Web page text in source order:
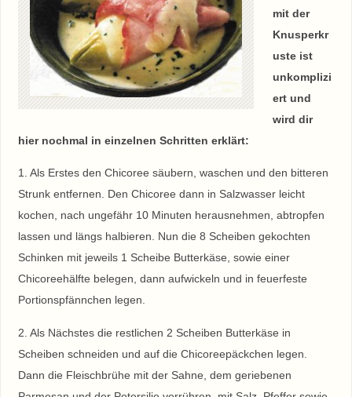
mit der
Knusperkr
uste ist
unkomplizi
ert und
wird dir
hier nochmal in einzelnen Schritten erklärt:
1. Als Erstes den Chicoree säubern, waschen und den bitteren
Strunk entfernen. Den Chicoree dann in Salzwasser leicht
kochen, nach ungefähr 10 Minuten herausnehmen, abtropfen
lassen und längs halbieren. Nun die 8 Scheiben gekochten
Schinken mit jeweils 1 Scheibe Butterkäse, sowie einer
Chicoreehälfte belegen, dann aufwickeln und in feuerfeste
Portionspfännchen legen.
2. Als Nächstes die restlichen 2 Scheiben Butterkäse in
Scheiben schneiden und auf die Chicoreepäckchen legen.
Dann die Fleischbrühe mit der Sahne, dem geriebenen